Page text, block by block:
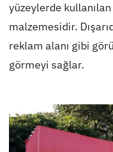
yüzeylerde
malzemesidir.
reklam alanı gibi
görmeyi sağlar.